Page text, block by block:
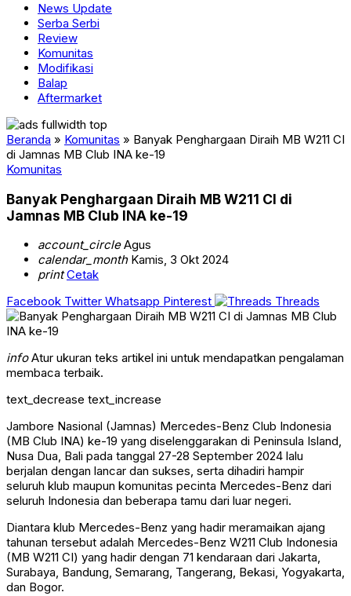
News Update
Serba Serbi
Review
Komunitas
Modifikasi
Balap
Aftermarket
Beranda » Komunitas » Banyak Penghargaan Diraih MB W211 CI
di Jamnas MB Club INA ke-19
Komunitas
Banyak Penghargaan Diraih MB W211 CI di
Jamnas MB Club INA ke-19
account_circleAgus
calendar_monthKamis, 3 Okt 2024
print Cetak
Facebook Twitter Whatsapp Pinterest Threads
infoAtur ukuran teks artikel ini untuk mendapatkan pengalaman
membaca terbaik.
text_decrease text_increase
Jambore Nasional (Jamnas) Mercedes-Benz Club Indonesia
(MB Club INA) ke-19 yang diselenggarakan di Peninsula Island,
Nusa Dua, Bali pada tanggal 27-28 September 2024 lalu
berjalan dengan lancar dan sukses, serta dihadiri hampir
seluruh klub maupun komunitas pecinta Mercedes-Benz dari
seluruh Indonesia dan beberapa tamu dari luar negeri.
Diantara klub Mercedes-Benz yang hadir meramaikan ajang
tahunan tersebut adalah Mercedes-Benz W211 Club Indonesia
(MB W211 CI) yang hadir dengan 71 kendaraan dari Jakarta,
Surabaya, Bandung, Semarang, Tangerang, Bekasi, Yogyakarta,
dan Bogor.